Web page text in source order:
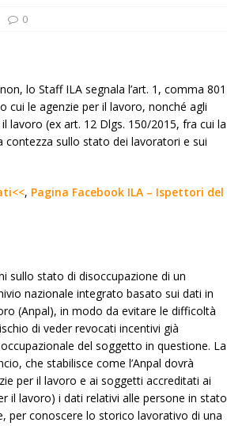
0
lo Staff ILA segnala l’art. 1, comma 801
cui le agenzie per il lavoro, nonché agli
lavoro (ex art. 12 Dlgs. 150/2015, fra cui la
contezza sullo stato dei lavoratori e sui
, Pagina Facebook ILA – Ispettori del
sullo stato di disoccupazione di un
nazionale integrato basato sui dati in
(Anpal), in modo da evitare le difficoltà
di veder revocati incentivi già
del soggetto in questione. La
che stabilisce come l’Anpal dovrà
per il lavoro e ai soggetti accreditati ai
il lavoro) i dati relativi alle persone in stato
per conoscere lo storico lavorativo di una